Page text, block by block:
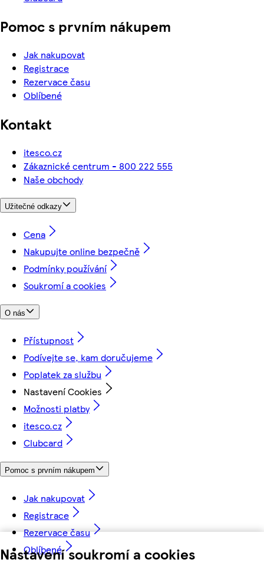
Nastavení soukromí a cookies
Pomoc s prvním nákupem
Jak nakupovat
Registrace
Rezervace času
Oblíbené
Kontakt
itesco.cz
Zákaznické centrum - 800 222 555
Naše obchody
Užitečné odkazy
Cena
Nakupujte online bezpečně
Podmínky používání
Soukromí a cookies
O nás
Přístupnost
Podívejte se, kam doručujeme
Poplatek za službu
Nastavení Cookies
Možnosti platby
itesco.cz
Clubcard
Pomoc s prvním nákupem
Jak nakupovat
Registrace
Rezervace času
Oblíbené